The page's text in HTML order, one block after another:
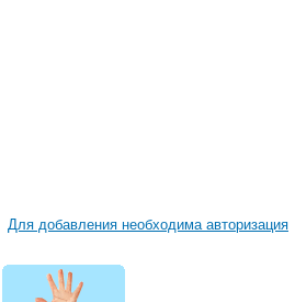
Для добавления необходима авторизация